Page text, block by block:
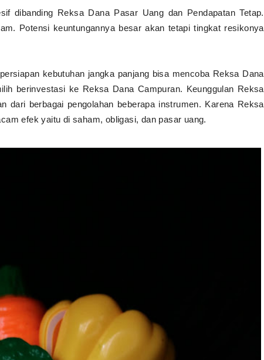
dibanding Reksa Dana Pasar Uang dan Pendapatan Tetap.
Potensi keuntungannya besar akan tetapi tingkat resikonya
kebutuhan jangka panjang bisa mencoba Reksa Dana
berinvestasi ke Reksa Dana Campuran. Keunggulan Reksa
dari berbagai pengolahan beberapa instrumen. Karena Reksa
efek yaitu di saham, obligasi, dan pasar uang.